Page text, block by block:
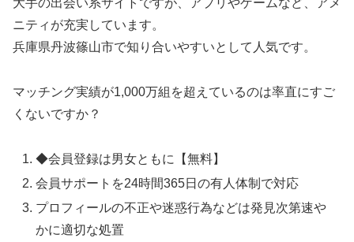
大手の出会い系サイトですが、アプリやゲームなど、アメ
ニティが充実しています。
兵庫県丹波篠山市で知り合いやすいとして人気です。
マッチング実績が1,000万組を超えているのは率直にすご
くないですか？
◆会員登録は男女ともに【無料】
会員サポートを24時間365日の有人体制で対応
プロフィールの不正や迷惑行為などは発見次第速や
かに適切な処置